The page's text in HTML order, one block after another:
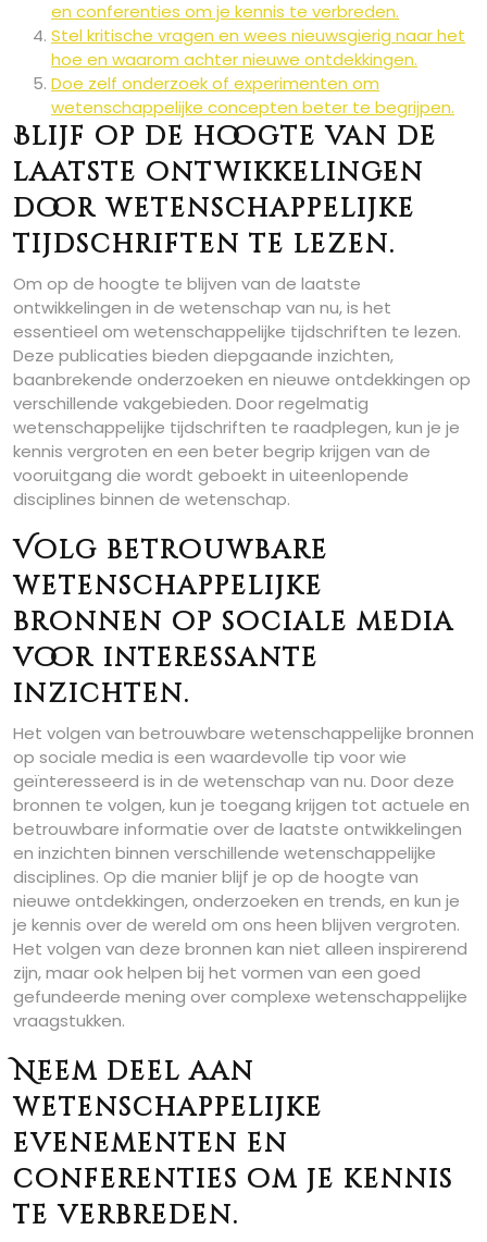
en conferenties om je kennis te verbreden.
Stel kritische vragen en wees nieuwsgierig naar het
hoe en waarom achter nieuwe ontdekkingen.
Doe zelf onderzoek of experimenten om
wetenschappelijke concepten beter te begrijpen.
Blijf op de hoogte van de
laatste ontwikkelingen
door wetenschappelijke
tijdschriften te lezen.
Om op de hoogte te blijven van de laatste
ontwikkelingen in de wetenschap van nu, is het
essentieel om wetenschappelijke tijdschriften te lezen.
Deze publicaties bieden diepgaande inzichten,
baanbrekende onderzoeken en nieuwe ontdekkingen op
verschillende vakgebieden. Door regelmatig
wetenschappelijke tijdschriften te raadplegen, kun je je
kennis vergroten en een beter begrip krijgen van de
vooruitgang die wordt geboekt in uiteenlopende
disciplines binnen de wetenschap.
Volg betrouwbare
wetenschappelijke
bronnen op sociale media
voor interessante
inzichten.
Het volgen van betrouwbare wetenschappelijke bronnen
op sociale media is een waardevolle tip voor wie
geïnteresseerd is in de wetenschap van nu. Door deze
bronnen te volgen, kun je toegang krijgen tot actuele en
betrouwbare informatie over de laatste ontwikkelingen
en inzichten binnen verschillende wetenschappelijke
disciplines. Op die manier blijf je op de hoogte van
nieuwe ontdekkingen, onderzoeken en trends, en kun je
je kennis over de wereld om ons heen blijven vergroten.
Het volgen van deze bronnen kan niet alleen inspirerend
zijn, maar ook helpen bij het vormen van een goed
gefundeerde mening over complexe wetenschappelijke
vraagstukken.
Neem deel aan
wetenschappelijke
evenementen en
conferenties om je kennis
te verbreden.